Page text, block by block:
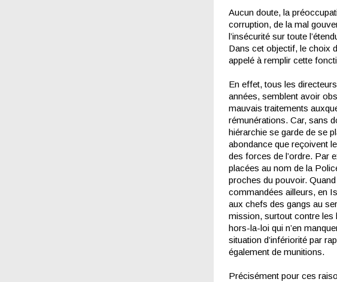
Aucun doute, la
corruption, de la mal
l’insécurité sur toute
Dans cet objectif, le choix
appelé à remplir cette
En effet, tous les
années, semblent avoir
mauvais traitements
rémunérations. Car, sans
hiérarchie se garde de se
abondance que reçoivent
des forces de l’ordre. Par
placées au nom de la
proches du pouvoir.
commandées ailleurs, en
aux chefs des gangs au
mission, surtout contre les
hors-la-loi qui n’en
situation d’infériorité par
également de munitions.
Précisément pour ces